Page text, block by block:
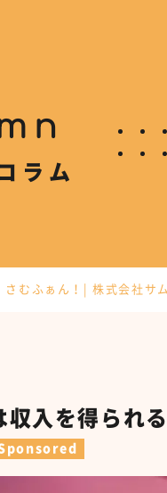
ラム
さむふぁん！| 株式会社サ
収入を得られ